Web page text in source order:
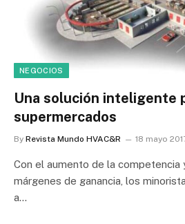
NEGOCIOS
Una solución inteligente
supermercados
By Revista Mundo HVAC&R 18 mayo
Con el aumento de la competencia
márgenes de ganancia, los
a…